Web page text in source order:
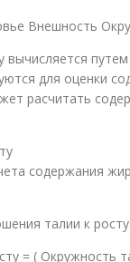
Внешность
для оценки
расчитать
содержания
талии к росту
= ( Окружность